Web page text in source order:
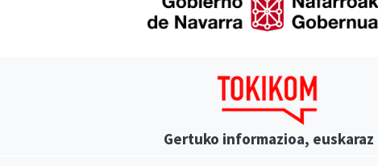
Gertuko informazioa, euskaraz